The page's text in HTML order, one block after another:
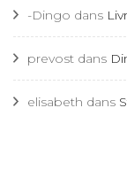
-Dingo dans
prevost dans
elisabeth dans